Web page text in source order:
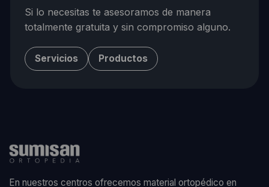
Si lo necesitas te asesoramos de manera
totalmente gratuita y sin compromiso alguno.
Servicios Productos
En nuestros centros ofrecemos material ortopédico en